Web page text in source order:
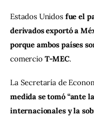
Estados Unidos fue el
derivados exportó a
porque ambos países
comercio T-MEC.
La Secretaría de
medida se tomó “ante
internacionales y la